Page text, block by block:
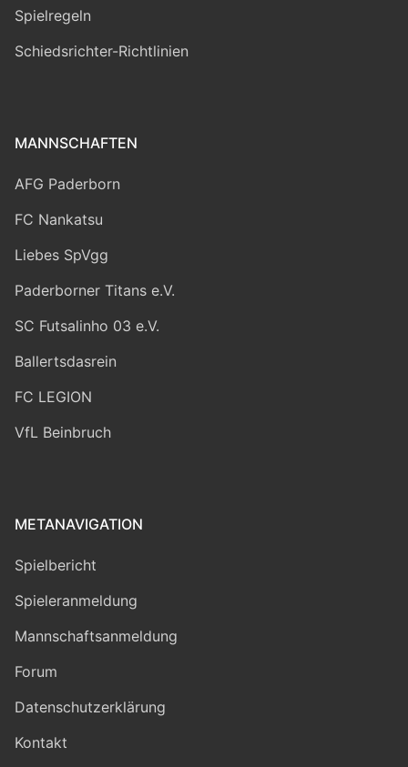
Spielregeln
Schiedsrichter-Richtlinien
MANNSCHAFTEN
AFG Paderborn
FC Nankatsu
Liebes SpVgg
Paderborner Titans e.V.
SC Futsalinho 03 e.V.
Ballertsdasrein
FC LEGION
VfL Beinbruch
METANAVIGATION
Spielbericht
Spieleranmeldung
Mannschaftsanmeldung
Forum
Datenschutzerklärung
Kontakt